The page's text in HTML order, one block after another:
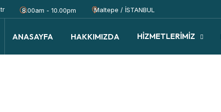
8.00am - 10.00pm Maltepe / İSTANBUL
ANASAYFA HAKKIMIZDA HİZMETLERİMİZ